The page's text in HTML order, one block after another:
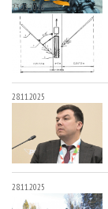
23.03.2026
28.11.2025
28.11.2025